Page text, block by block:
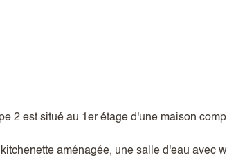
2 est situé au 1er étage d'une maison
aménagée, une salle d'eau avec